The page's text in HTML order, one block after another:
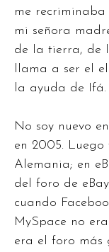
me
mi señora
de la tierra, de
llama a ser el
la ayuda de Ifá.
No soy nuevo
en 2005.
Alemania; en
del foro de
cuando
MySpace no
era el foro más